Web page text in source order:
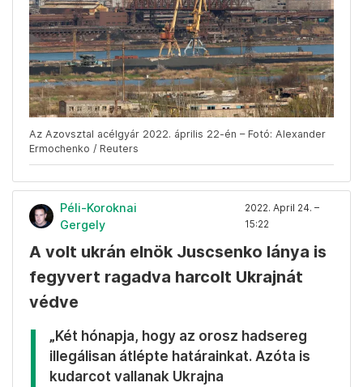
Az Azovsztal acélgyár 2022. április 22-én – Fotó: Alexander
Ermochenko / Reuters
Péli-Koroknai
Gergely
2022. April 24. –
15:22
A volt ukrán elnök Juscsenko lánya is
fegyvert ragadva harcolt Ukrajnát
védve
„Két hónapja, hogy az orosz hadsereg
illegálisan átlépte határainkat. Azóta is
kudarcot vallanak Ukrajna